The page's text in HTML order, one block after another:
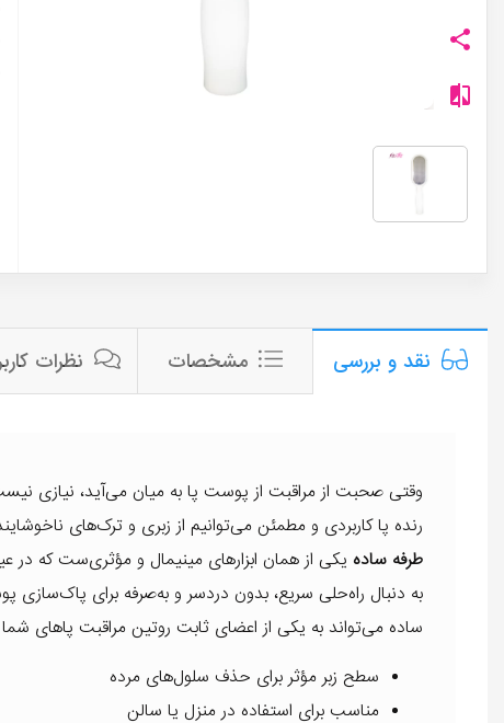
نقد و بررسی مشخصات نظرات
وقتی صحبت از مراقبت از پوست پا به میان می‌آید، نیازی
رنده پا کاربردی و مطمئن می‌توانیم از زبری و ترک‌های
طرفه ساده یکی از همان ابزارهای مینیمال و مؤثری‌ست که در
به دنبال راه‌حلی سریع، بدون دردسر و به‌صرفه برای
ساده می‌تواند به یکی از اعضای ثابت روتین مراقبت پاهای
سطح زبر مؤثر برای حذف سلول‌های مرده
مناسب برای استفاده در منزل یا سالن